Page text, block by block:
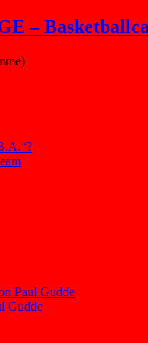
–
Paul Gudde
Gudde